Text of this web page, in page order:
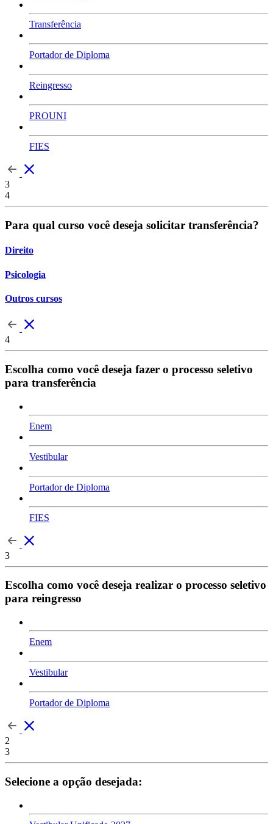
Transferência
Portador de Diploma
Reingresso
PROUNI
FIES
3
4
Para qual curso você deseja solicitar transferência?
Direito
Psicologia
Outros cursos
4
Escolha como você deseja fazer o processo seletivo
para transferência
Enem
Vestibular
Portador de Diploma
FIES
3
Escolha como você deseja realizar o processo seletivo
para reingresso
Enem
Vestibular
Portador de Diploma
2
3
Selecione a opção desejada: